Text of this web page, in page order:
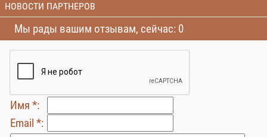
НОВОСТИ ПАРТНЕРОВ
Мы рады вашим отзывам, сейчас: 0
Имя *:
Email *: